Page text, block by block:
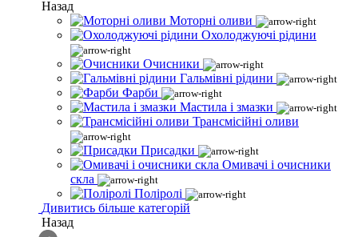
Назад
Моторні оливи
Охолоджуючі рідини
Очисники
Гальмівні рідини
Фарби
Мастила і змазки
Трансмісійні оливи
Присадки
Омивачі і очисники
скла
Поліролі
Дивитись більше категорій
Назад